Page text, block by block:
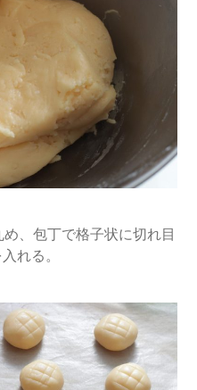
、包丁で格子状に切れ目
れる。